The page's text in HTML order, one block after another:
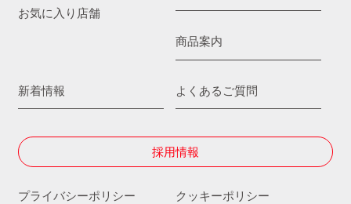
お気に入り店舗
商品案内
新着情報 よくあるご質問
採用情報
プライバシーポリシー
クッキーポリシー